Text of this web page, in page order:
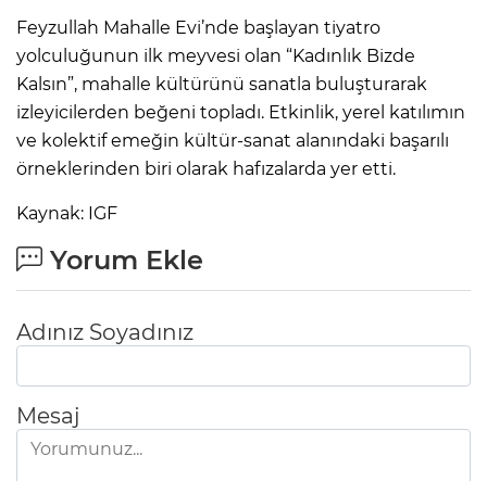
Feyzullah Mahalle Evi’nde başlayan tiyatro
yolculuğunun ilk meyvesi olan “Kadınlık Bizde
Kalsın”, mahalle kültürünü sanatla buluşturarak
izleyicilerden beğeni topladı. Etkinlik, yerel katılımın
ve kolektif emeğin kültür-sanat alanındaki başarılı
örneklerinden biri olarak hafızalarda yer etti.
Kaynak: IGF
Yorum Ekle
Adınız Soyadınız
Mesaj